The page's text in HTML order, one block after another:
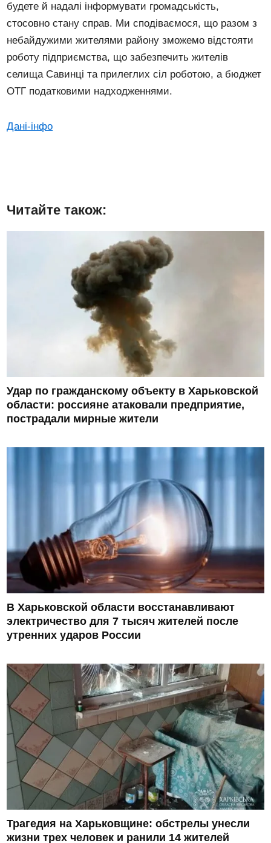
будете й надалі інформувати громадськість,
стосовно стану справ. Ми сподіваємося, що разом з
небайдужими жителями району зможемо відстояти
роботу підприємства, що забезпечить жителів
селища Савинці та прилеглих сіл роботою, а бюджет
ОТГ податковими надходженнями.
Дані-інфо
Читайте також:
Удар по гражданскому объекту в Харьковской
области: россияне атаковали предприятие,
пострадали мирные жители
В Харьковской области восстанавливают
электричество для 7 тысяч жителей после
утренних ударов России
Трагедия на Харьковщине: обстрелы унесли
жизни трех человек и ранили 14 жителей